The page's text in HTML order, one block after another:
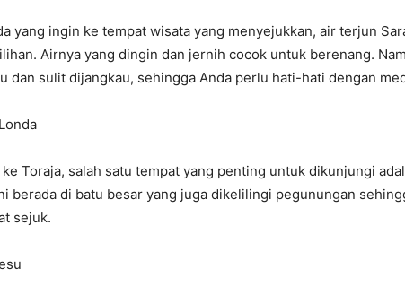
yang ingin ke tempat wisata yang menyejukkan, air terjun
Airnya yang dingin dan jernih cocok untuk berenang.
dan sulit dijangkau, sehingga Anda perlu hati-hati dengan
Toraja, salah satu tempat yang penting untuk dikunjungi
berada di batu besar yang juga dikelilingi pegunungan
sejuk.